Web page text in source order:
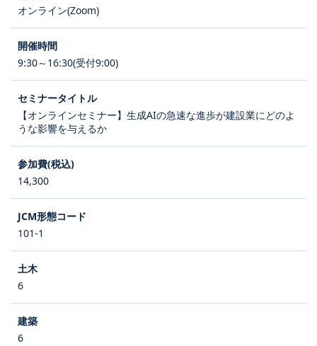
オンライン(Zoom)
9:30～16:30(受付9:00)
【オンラインセミナー】生成AIの急速な進歩が建設業にどのよ
うな影響を与えるか
14,300
101-1
6
6